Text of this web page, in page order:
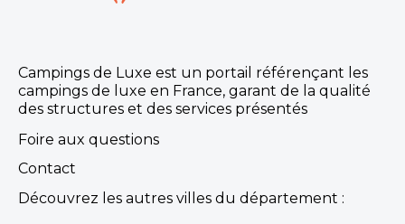
Campings de Luxe est un portail référençant les
campings de luxe en France, garant de la qualité
des structures et des services présentés
Foire aux questions
Contact
Découvrez les autres villes du département :